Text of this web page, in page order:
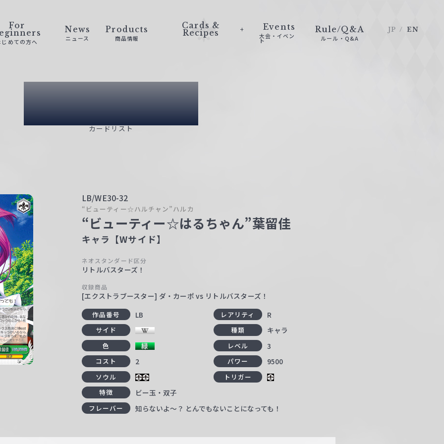
For
じめての方へ
News
ニュース
Products
商品情報
Cards &
Recipes
Events
大会・イベン
ト
Rule/Q&A
ルール・Q&A
JP EN
Card List
カードリスト
LB/WE30-32
“ビューティー☆ハルチャン”ハルカ
“ビューティー☆はるちゃん”葉留佳
キャラ【Wサイド】
ネオスタンダード区分
リトルバスターズ！
収録商品
[エクストラブースター] ダ・カーポ vs リトルバスターズ！
作品番号 LB レアリティ R
サイド 種類 キャラ
色 レベル 3
コスト 2 パワー 9500
ソウル
トリガー
特徴
ビー玉・双子
フレーバー 知らないよ～？ とんでもないことになっても！